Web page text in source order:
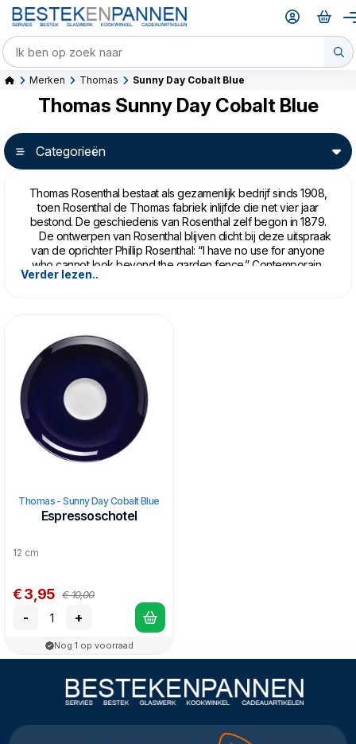
Merken Thomas Sunny Day Cobalt Blue
Thomas Sunny Day Cobalt Blue
Categorieën
Thomas Rosenthal bestaat als gezamenlijk bedrijf sinds 1908,
toen Rosenthal de Thomas fabriek inlijfde die net vier jaar
bestond. De geschiedenis van Rosenthal zelf begon in 1879.
De ontwerpen van Rosenthal blijven dicht bij deze uitspraak
van de oprichter Phillip Rosenthal: “I have no use for anyone
who cannot look beyond the garden fence.” Contemporain,
en cutting edge, de serviezen van Rosenthal zijn uniek en
trends van de tijd mee in food, fashion en furnishing en zet dat
om in serviezen. Zij doen hun slogan ook eer aan: “The Trend
De lijn Sunny Day van Thomas Rosenthal is een grote
kleurrijke keuze, zeer divers en uitermate veelzijdig. De
kleuren en serviesdelen zijn makkelijk te combineren en het
servies kan zo groot en uitgebreid of zo kleinschalig en
eenvoudig worden gemaakt waar nodig. De vele kleuren
omvatten felle tinten, rustige aardse tonen of gewoon simpel
Het Sunny Day is gemaakt van Porselein en is vaatwasser-
en magnetronbestendig.
Verder lezen..
Thomas - Sunny Day Cobalt Blue
Espressoschotel
12 cm
€ 3,95 € 10,00
- +
Nog 1 op voorraad